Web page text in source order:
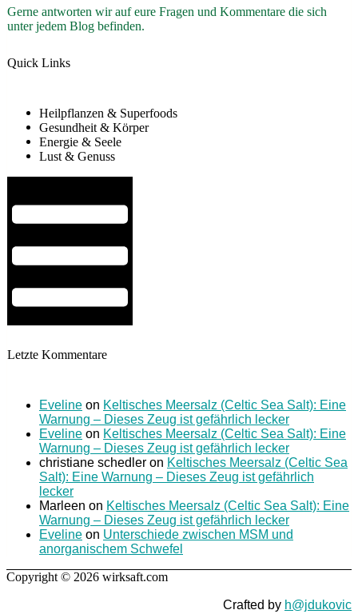
Gerne antworten wir auf eure Fragen und Kommentare die sich
unter jedem Blog befinden.
Quick Links
Heilpflanzen & Superfoods
Gesundheit & Körper
Energie & Seele
Lust & Genuss
Letzte Kommentare
Eveline on Keltisches Meersalz (Celtic Sea Salt): Eine
Warnung – Dieses Zeug ist gefährlich lecker
Eveline on Keltisches Meersalz (Celtic Sea Salt): Eine
Warnung – Dieses Zeug ist gefährlich lecker
christiane schedler on Keltisches Meersalz (Celtic Sea
Salt): Eine Warnung – Dieses Zeug ist gefährlich
lecker
Marleen on Keltisches Meersalz (Celtic Sea Salt): Eine
Warnung – Dieses Zeug ist gefährlich lecker
Eveline on Unterschiede zwischen MSM und
anorganischem Schwefel
Copyright © 2026 wirksaft.com
Crafted by h@jdukovic